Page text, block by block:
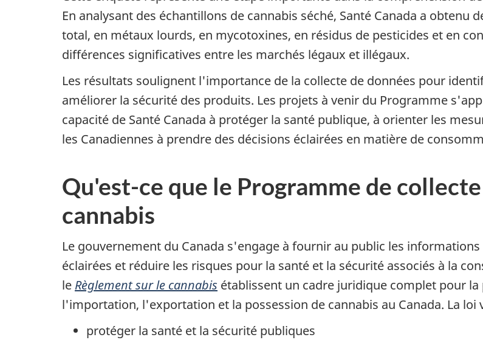
En analysant des échantillons de cannabis séché, Santé Canada a obtenu
total, en métaux lourds, en mycotoxines, en résidus de pesticides et en
différences significatives entre les marchés légaux et illégaux.
Les résultats soulignent l'importance de la collecte de données pour
améliorer la sécurité des produits. Les projets à venir du Programme
capacité de Santé Canada à protéger la santé publique, à orienter les
les Canadiennes à prendre des décisions éclairées en matière de
Qu'est-ce que le Programme de
cannabis
Le gouvernement du Canada s'engage à fournir au public les
éclairées et réduire les risques pour la santé et la sécurité associés à la
le Règlement sur le cannabis établissent un cadre juridique complet pour
l'importation, l'exportation et la possession de cannabis au Canada. La loi
protéger la santé et la sécurité publiques